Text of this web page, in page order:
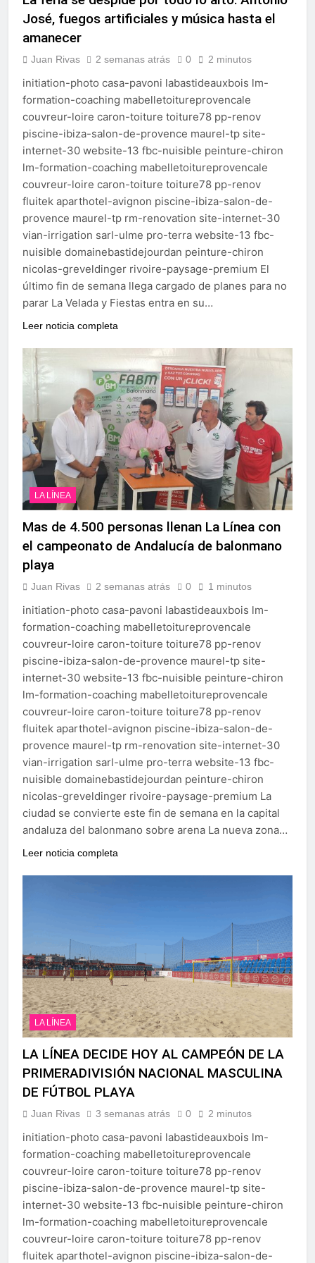
echa el cierre con éxito
rotundo
1 Semana Atrás
Banco de Alimentos del
Campo de Gibraltar renuevan
su convenio de colaboración
Tráfico especial para
despedir la feria. Ojo si vas
a Santa Bárbara
2 Semanas Atrás
La feria se despide por todo
lo alto: Antonio José,
fuegos artificiales y música
hasta el amanecer
2 Semanas Atrás
José, fuegos artificiales y música hasta el
amanecer
Juan Rivas 2 semanas atrás 0 2 minutos
initiation-photo casa-pavoni labastideauxbois lm-
formation-coaching mabelletoitureprovencale
couvreur-loire caron-toiture toiture78 pp-renov
piscine-ibiza-salon-de-provence maurel-tp site-
internet-30 website-13 fbc-nuisible peinture-chiron
lm-formation-coaching mabelletoitureprovencale
couvreur-loire caron-toiture toiture78 pp-renov
fluitek aparthotel-avignon piscine-ibiza-salon-de-
provence maurel-tp rm-renovation site-internet-30
vian-irrigation sarl-ulme pro-terra website-13 fbc-
nuisible domainebastidejourdan peinture-chiron
nicolas-greveldinger rivoire-paysage-premium El
último fin de semana llega cargado de planes para no
parar La Velada y Fiestas entra en su…
Leer noticia completa
LA LÍNEA
Mas de 4.500 personas llenan La Línea con
el campeonato de Andalucía de balonmano
playa
Juan Rivas 2 semanas atrás 0 1 minutos
initiation-photo casa-pavoni labastideauxbois lm-
formation-coaching mabelletoitureprovencale
couvreur-loire caron-toiture toiture78 pp-renov
piscine-ibiza-salon-de-provence maurel-tp site-
internet-30 website-13 fbc-nuisible peinture-chiron
lm-formation-coaching mabelletoitureprovencale
couvreur-loire caron-toiture toiture78 pp-renov
fluitek aparthotel-avignon piscine-ibiza-salon-de-
provence maurel-tp rm-renovation site-internet-30
vian-irrigation sarl-ulme pro-terra website-13 fbc-
nuisible domainebastidejourdan peinture-chiron
nicolas-greveldinger rivoire-paysage-premium La
ciudad se convierte este fin de semana en la capital
andaluza del balonmano sobre arena La nueva zona…
Leer noticia completa
LA LÍNEA
LA LÍNEA DECIDE HOY AL CAMPEÓN DE LA
PRIMERADIVISIÓN NACIONAL MASCULINA
DE FÚTBOL PLAYA
Juan Rivas 3 semanas atrás 0 2 minutos
initiation-photo casa-pavoni labastideauxbois lm-
formation-coaching mabelletoitureprovencale
couvreur-loire caron-toiture toiture78 pp-renov
piscine-ibiza-salon-de-provence maurel-tp site-
internet-30 website-13 fbc-nuisible peinture-chiron
lm-formation-coaching mabelletoitureprovencale
couvreur-loire caron-toiture toiture78 pp-renov
fluitek aparthotel-avignon piscine-ibiza-salon-de-